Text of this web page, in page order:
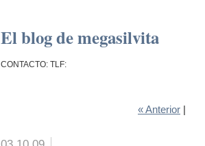
El blog de megasilvita
CONTACTO: TLF:
« Anterior